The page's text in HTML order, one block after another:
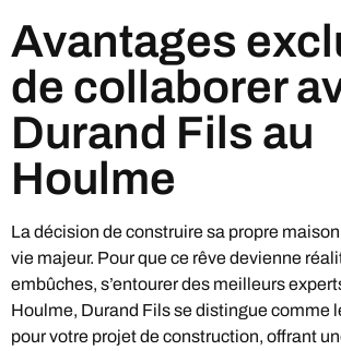
Avantages
de collaborer
Durand Fils au
Houlme
La décision de construire sa propre
vie majeur. Pour que ce rêve devienne
embûches, s’entourer des meilleurs
Houlme, Durand Fils se distingue comme
pour votre projet de construction, offrant